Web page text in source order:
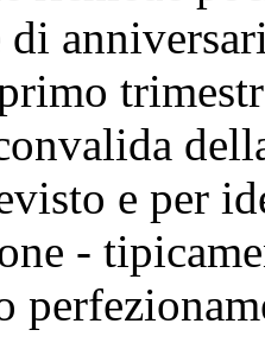
di
e per
-